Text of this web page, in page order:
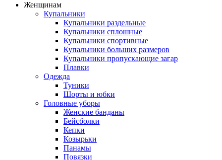
Женщинам
Купальники
Купальники раздельные
Купальники сплошные
Купальники спортивные
Купальники больших размеров
Купальники пропускающие загар
Плавки
Одежда
Туники
Шорты и юбки
Головные уборы
Женские банданы
Бейсболки
Кепки
Козырьки
Панамы
Повязки